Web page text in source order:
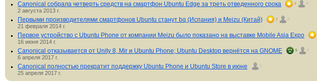
Canonical собрала четверть средств на смартфон Ubuntu Edge за треть отведенного срока 2 3
2 августа 2013 г.
Первыми производителями смартфонов Ubuntu станут bq (Испания) и Meizu (Китай) 2 2
21 февраля 2014 г.
Первое устройство с Ubuntu Phone от компании Meizu было показано на выставке Mobile Asia Expo
16 июня 2014 г.
Canonical отказывается от Unity 8, Mir и Ubuntu Phone; Ubuntu Desktop вернётся на GNOME 5 5
6 апреля 2017 г.
Canonical полностью прекратит поддержку Ubuntu Phone и Ubuntu Store в июне 1
25 апреля 2017 г.